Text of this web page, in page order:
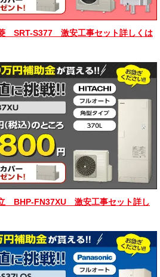
SRT-S377 激安工事セット詳しくは
BHP-FN37XU 激安工事セット詳し